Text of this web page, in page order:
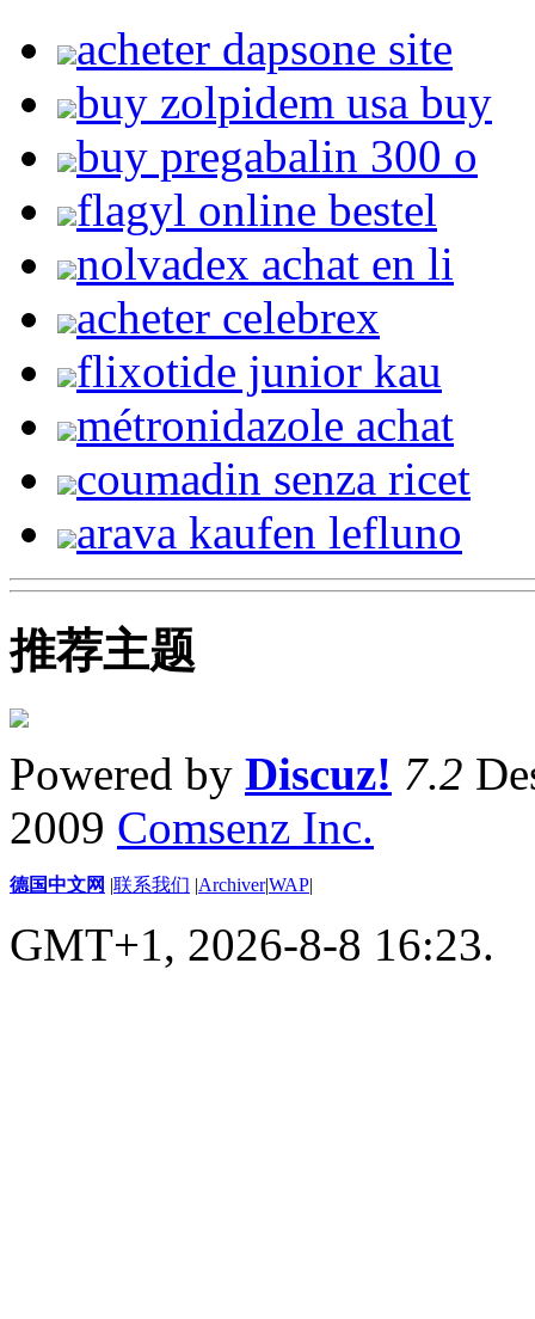
acheter dapsone site
buy zolpidem usa buy
buy pregabalin 300 o
flagyl online bestel
nolvadex achat en li
acheter celebrex
flixotide junior kau
métronidazole achat
coumadin senza ricet
arava kaufen lefluno
推荐主题
Powered by Discuz! 7.2
2009 Comsenz Inc.
德国中文网 |联系我们 |Archiver|WAP|
GMT+1, 2026-8-8 16:23.